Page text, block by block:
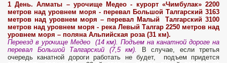
1 День. Алматы – урочище Медео - курорт «Чимбулак» 2200
метров над уровнем моря - перевал Большой Талгарский 3163
метров над уровнем моря – перевал Малый Талгарский 3100
метров над уровнем моря - река Левый Талгар 2250 метров над
уровнем моря – поляна Альпийская роза (31 км).
Переезд в урочище Медео (14 км). Подъем на канатной дороге на
перевал Большой Талгарский (7,5 км).
В случае, если третья
очередь канатной дороги работать не будет, подъем придется